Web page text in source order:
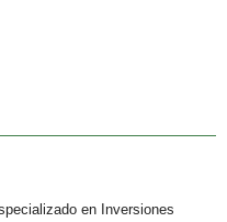
en Inversiones